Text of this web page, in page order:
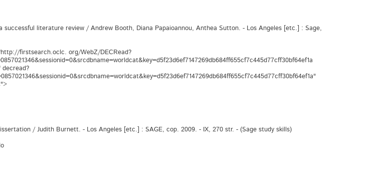
literature review / Andrew Booth, Diana Papaioannou, Anthea Sutton. - Los Angeles [etc.] : Sage,
firstsearch.oclc. org/WebZ/DECRead?
decread?
/ Judith Burnett. - Los Angeles [etc.] : SAGE, cop. 2009. - IX, 270 str. - (Sage study skills)